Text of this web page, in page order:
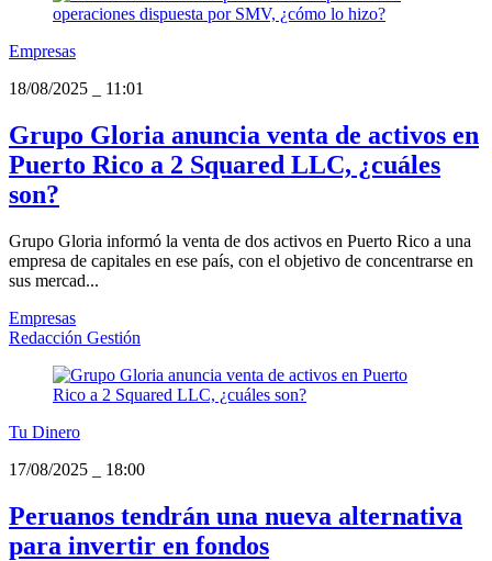
Empresas
18/08/2025
11:01
Grupo Gloria anuncia venta de activos en
Puerto Rico a 2 Squared LLC, ¿cuáles
son?
Grupo Gloria informó la venta de dos activos en Puerto Rico a una
empresa de capitales en ese país, con el objetivo de concentrarse en
sus mercad...
Empresas
Redacción Gestión
Tu Dinero
17/08/2025
18:00
Peruanos tendrán una nueva alternativa
para invertir en fondos